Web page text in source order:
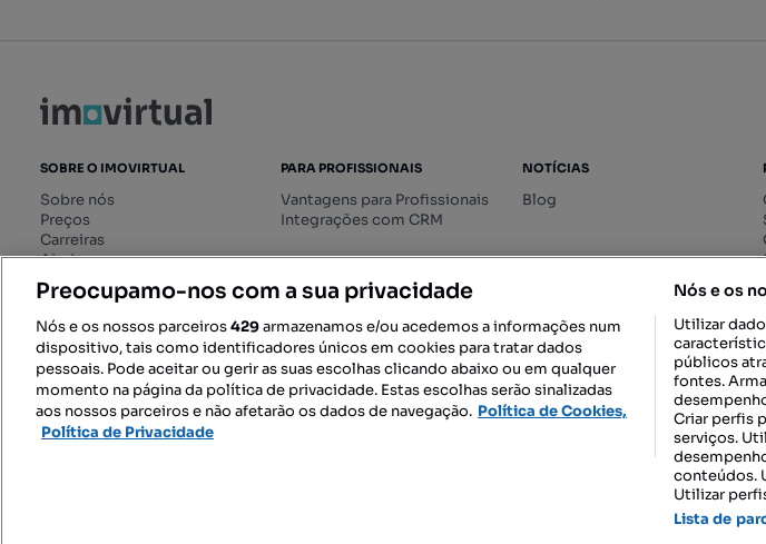
SOBRE O IMOVIRTUAL
Sobre nós
Preços
Carreiras
Ajuda
Livro de Reclamações online
Regulamento dos Serviços
Digitais
PARA PROFISSIONAIS
Vantagens para Profissionais
Integrações com CRM
NOTÍCIAS
Blog
SIGA-NOS:
TERMOS DE UTILIZAÇÃO
Preocupamo-nos com a sua privacidade
Nós e os nossos parceiros429armazenamos e/ou acedemos a informações num
dispositivo, tais como identificadores únicos em cookies para tratar dados
pessoais. Pode aceitar ou gerir as suas escolhas clicando abaixo ou em qualquer
momento na página da política de privacidade. Estas escolhas serão sinalizadas
aos nossos parceiros e não afetarão os dados de navegação. Política de Cookies,
Política de Privacidade
Nós e os
Utilizar
públicos
fontes.
Criar perfis
serviços.
conteúdos.
Utilizar
Lista de